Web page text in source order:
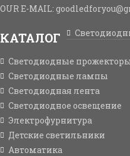
OUR E-MAIL:
КАТАЛОГ
Светодиодные
Светодиодные лампы
Светодиодная лента
Светодиодное освещение
Электрофурнитура
Детские светильники
Автоматика